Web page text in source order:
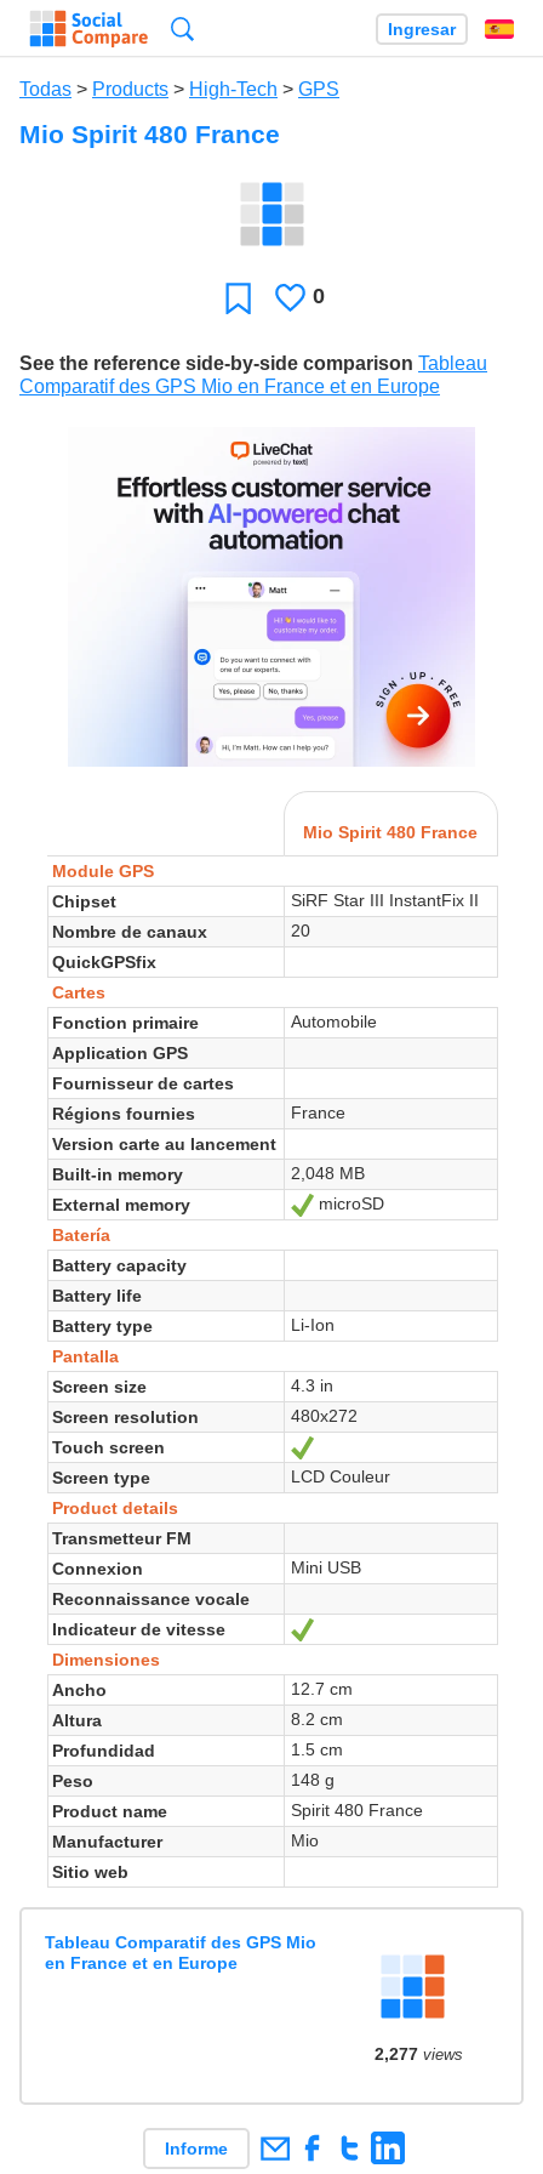
Ingresar
Todas > Products > High-Tech > GPS
Mio Spirit 480 France
Favoritos
Le
0
See the reference side-by-side comparison Tableau
Comparatif des GPS Mio en France et en Europe
Mio Spirit 480 France
Module GPS
Chipset
SiRF Star III InstantFix II
Nombre de canaux
20
QuickGPSfix
Cartes
Fonction primaire
Automobile
Application GPS
Fournisseur de cartes
Régions fournies
France
Version carte au lancement
Built-in memory
2,048 MB
External memory
Sí
microSD
Batería
Battery capacity
Battery life
Battery type
Li-Ion
Pantalla
Screen size
4.3 in
Screen resolution
480x272
Touch screen
Screen type
LCD Couleur
Product details
Transmetteur FM
Connexion
Mini USB
Reconnaissance vocale
Indicateur de vitesse
Dimensiones
Ancho
12.7 cm
Altura
8.2 cm
Profundidad
1.5 cm
Peso
148 g
Product name
Spirit 480 France
Manufacturer
Mio
Sitio web
Tableau Comparatif des GPS Mio
en France et en Europe
2,277views
Informe